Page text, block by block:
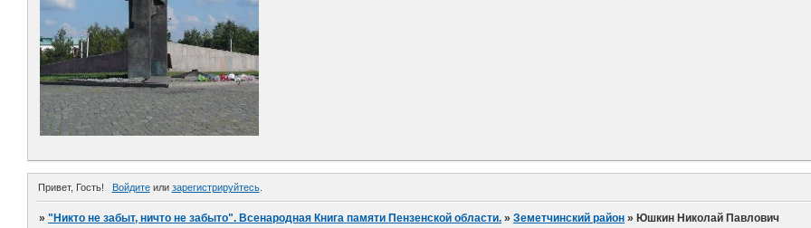
Привет, Гость! Войдитеили зарегистрируйтесь.
»"Никто не забыт, ничто не забыто". Всенародная Книга памяти Пензенской области. »Земетчинский район » Юшкин Николай Павлович